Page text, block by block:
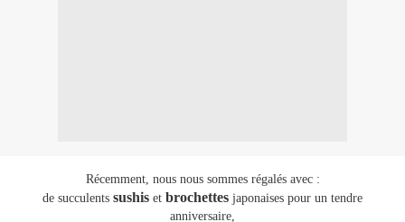
Récemment, nous nous sommes régalés avec :
de succulents sushis et brochettes japonaises pour un tendre
anniversaire,